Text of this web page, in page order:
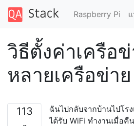
Raspberry Pi
วิธีตั้งค่าเครือ
หลายเครือข่าย
113
ฉันไปกลับจากบ้านไปโร
ได้รับ WiFi ทำงานเมื่อคื